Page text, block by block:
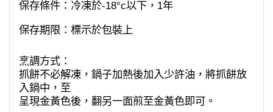
保存條件：冷凍於-18°c以下，1年
保存期限：標示於包裝上
烹調方式：
抓餅不必解凍，鍋子加熱後加入少許油，將抓餅放
入鍋中，至
呈現金黃色後，翻另一面煎至金黃色即可。